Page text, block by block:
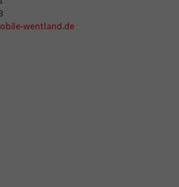
wentland.de